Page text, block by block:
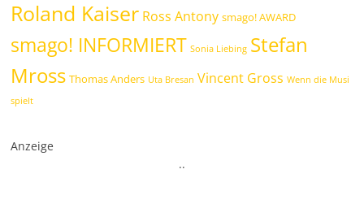
Roland Kaiser Ross Antony smago! AWARD
smago! INFORMIERT Sonia Liebing Stefan
Mross Thomas Anders Uta Bresan Vincent Gross Wenn die Musi
spielt
Anzeige
..